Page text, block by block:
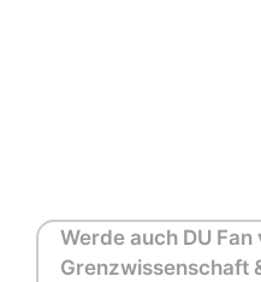
Werde auch DU Fan
Grenzwissenschaft